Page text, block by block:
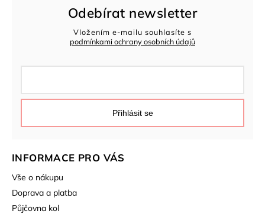
INFORMACE PRO VÁS
Vše o nákupu
Doprava a platba
Půjčovna kol
Odebírat newsletter
Vložením e-mailu souhlasíte s
podmínkami ochrany osobních údajů
Přihlásit se